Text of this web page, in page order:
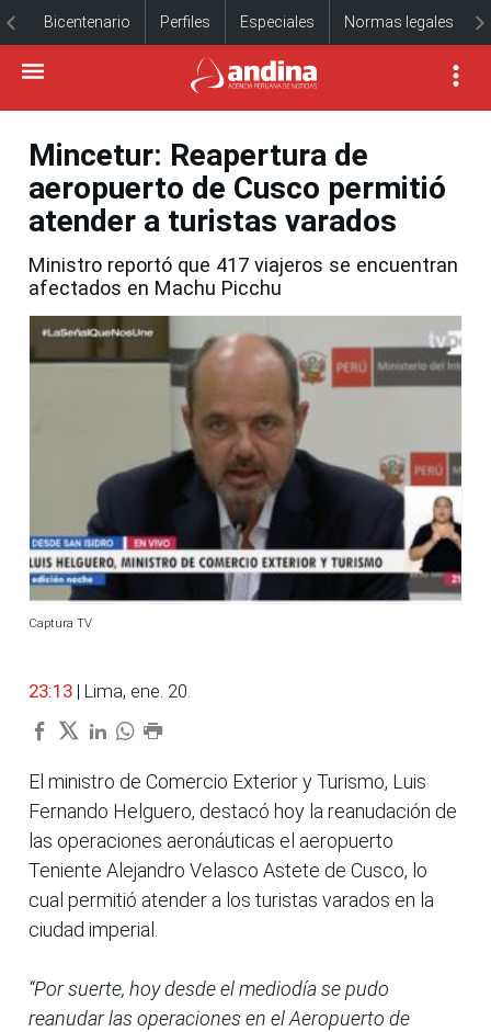
Bicentenario Perfiles Especiales Normas legales
Mincetur: Reapertura de
aeropuerto de Cusco permitió
atender a turistas varados
Ministro reportó que 417 viajeros se encuentran
afectados en Machu Picchu
Captura TV
23:13 | Lima, ene. 20.
El ministro de Comercio Exterior y Turismo, Luis
Fernando Helguero, destacó hoy la reanudación de
las operaciones aeronáuticas el aeropuerto
Teniente Alejandro Velasco Astete de Cusco, lo
cual permitió atender a los turistas varados en la
ciudad imperial.
“Por suerte, hoy desde el mediodía se pudo
reanudar las operaciones en el Aeropuerto de